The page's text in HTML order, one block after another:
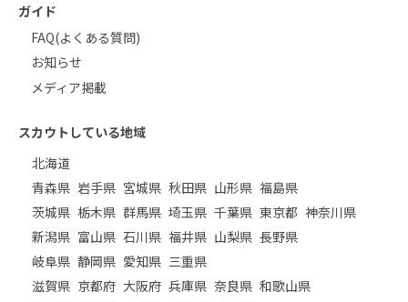
ガイド
FAQ(よくある質問)
お知らせ
メディア掲載
スカウトしている地域
北海道
青森県 岩手県 宮城県 秋田県 山形県 福島県
茨城県 栃木県 群馬県 埼玉県 千葉県 東京都 神奈川県
新潟県 富山県 石川県 福井県 山梨県 長野県
岐阜県 静岡県 愛知県 三重県
滋賀県 京都府 大阪府 兵庫県 奈良県 和歌山県